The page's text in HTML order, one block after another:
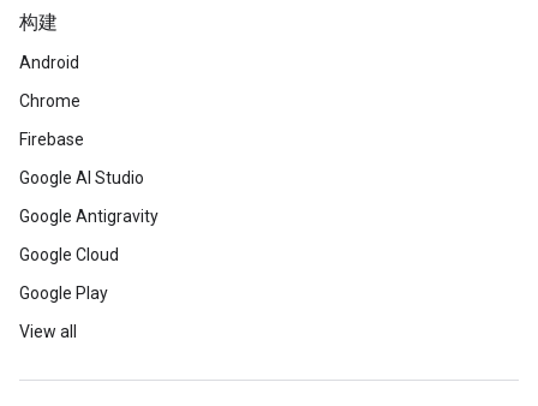
构建
Android
Chrome
Firebase
Google AI Studio
Google Antigravity
Google Cloud
Google Play
View all